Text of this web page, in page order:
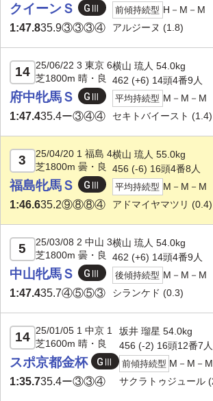
クイーンＳ
1:47.835.9③③③④
前傾持続型 H－M－M
アルジーヌ (1.8)
14 25/06/22 3 東京 6
芝1800m 晴・良
府中牝馬Ｓ
1:47.435.4ー③④④
横山 琉人 54.0kg
462 (+6) 14頭4番9人
平均持続型 M－M－M
セキトバイースト (1.4)
3
25/04/20 1 福島 4
芝1800m 曇・良
福島牝馬Ｓ
1:46.635.2⑨⑧⑧④
横山 琉人 55.0kg
456 (-6) 16頭4番8人
平均持続型 M－M－M
アドマイヤマツリ (0.4)
5
25/03/08 2 中山 3
芝1800m 曇・良
中山牝馬Ｓ
1:47.435.7④⑤⑤③
横山 琉人 54.0kg
462 (+6) 14頭4番9人
後傾持続型 M－M－M
シランケド (0.3)
14 25/01/05 1 中京 1
芝1600m 晴・良
スポ京都金杯
1:35.735.4ー③③④
坂井 瑠星 54.0kg
456 (-2) 16頭12番7人
前傾持続型 M－M－M
サクラトゥジュール